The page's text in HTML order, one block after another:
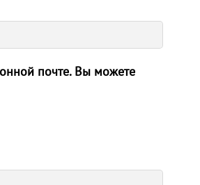
почте. Вы можете